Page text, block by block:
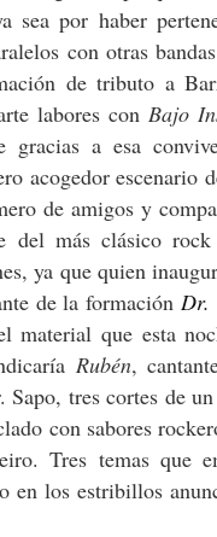
sea por haber
con otras
de tributo a
labores con Bajo
gracias a esa
acogedor
de amigos y
del más clásico
ya que quien
de la formación Dr.
material que esta
Rubén,
Sapo, tres cortes de
con sabores
Tres temas que
en los estribillos